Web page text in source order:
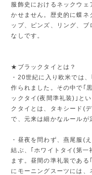
服飾史におけるネックウェ
かせません。歴史的に蝶ネ
ップ、ピンズ、リング、ブ
なしです。
★ブラックタイとは？
・20世紀に入り欧米では
作られました。その中で｢
ックタイ(夜間準礼装)｣と
クタイとは、タキシード(
で、元来は細かなルールが
・昼夜を問わず、燕尾服(
結ぶ、｢ホワイトタイ(第一
ます。昼間の準礼装であ
にモーニングスーツには、